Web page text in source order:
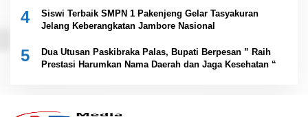
4
Siswi Terbaik SMPN 1 Pakenjeng Gelar Tasyakuran
Jelang Keberangkatan Jambore Nasional
5
Dua Utusan Paskibraka Palas, Bupati Berpesan ” Raih
Prestasi Harumkan Nama Daerah dan Jaga Kesehatan “